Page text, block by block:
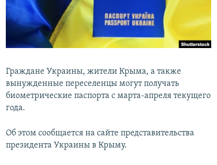
ПОБЕДИТЕЛЕЙ НЕ СУДЯТ?
КРЫМ.НЕПОКОРЕННЫЙ
ELIFBE
ПРИСОЕДИНЯЙТЕСЬ!
Все сайты RFE/RL
Граждане Украины, жители Крыма, а также
вынужденные переселенцы могут получать
биометрические паспорта с марта-апреля текущего
года.
Об этом сообщается на сайте представительства
президента Украины в Крыму.